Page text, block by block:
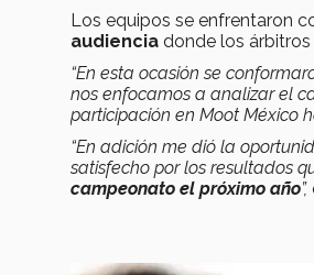
Los equipos se enfrentaron
audiencia donde los
“En esta ocasión se
nos enfocamos a analizar el
participación en Moot México
“En adición me dió la
satisfecho por los resultados
campeonato el próximo año”,